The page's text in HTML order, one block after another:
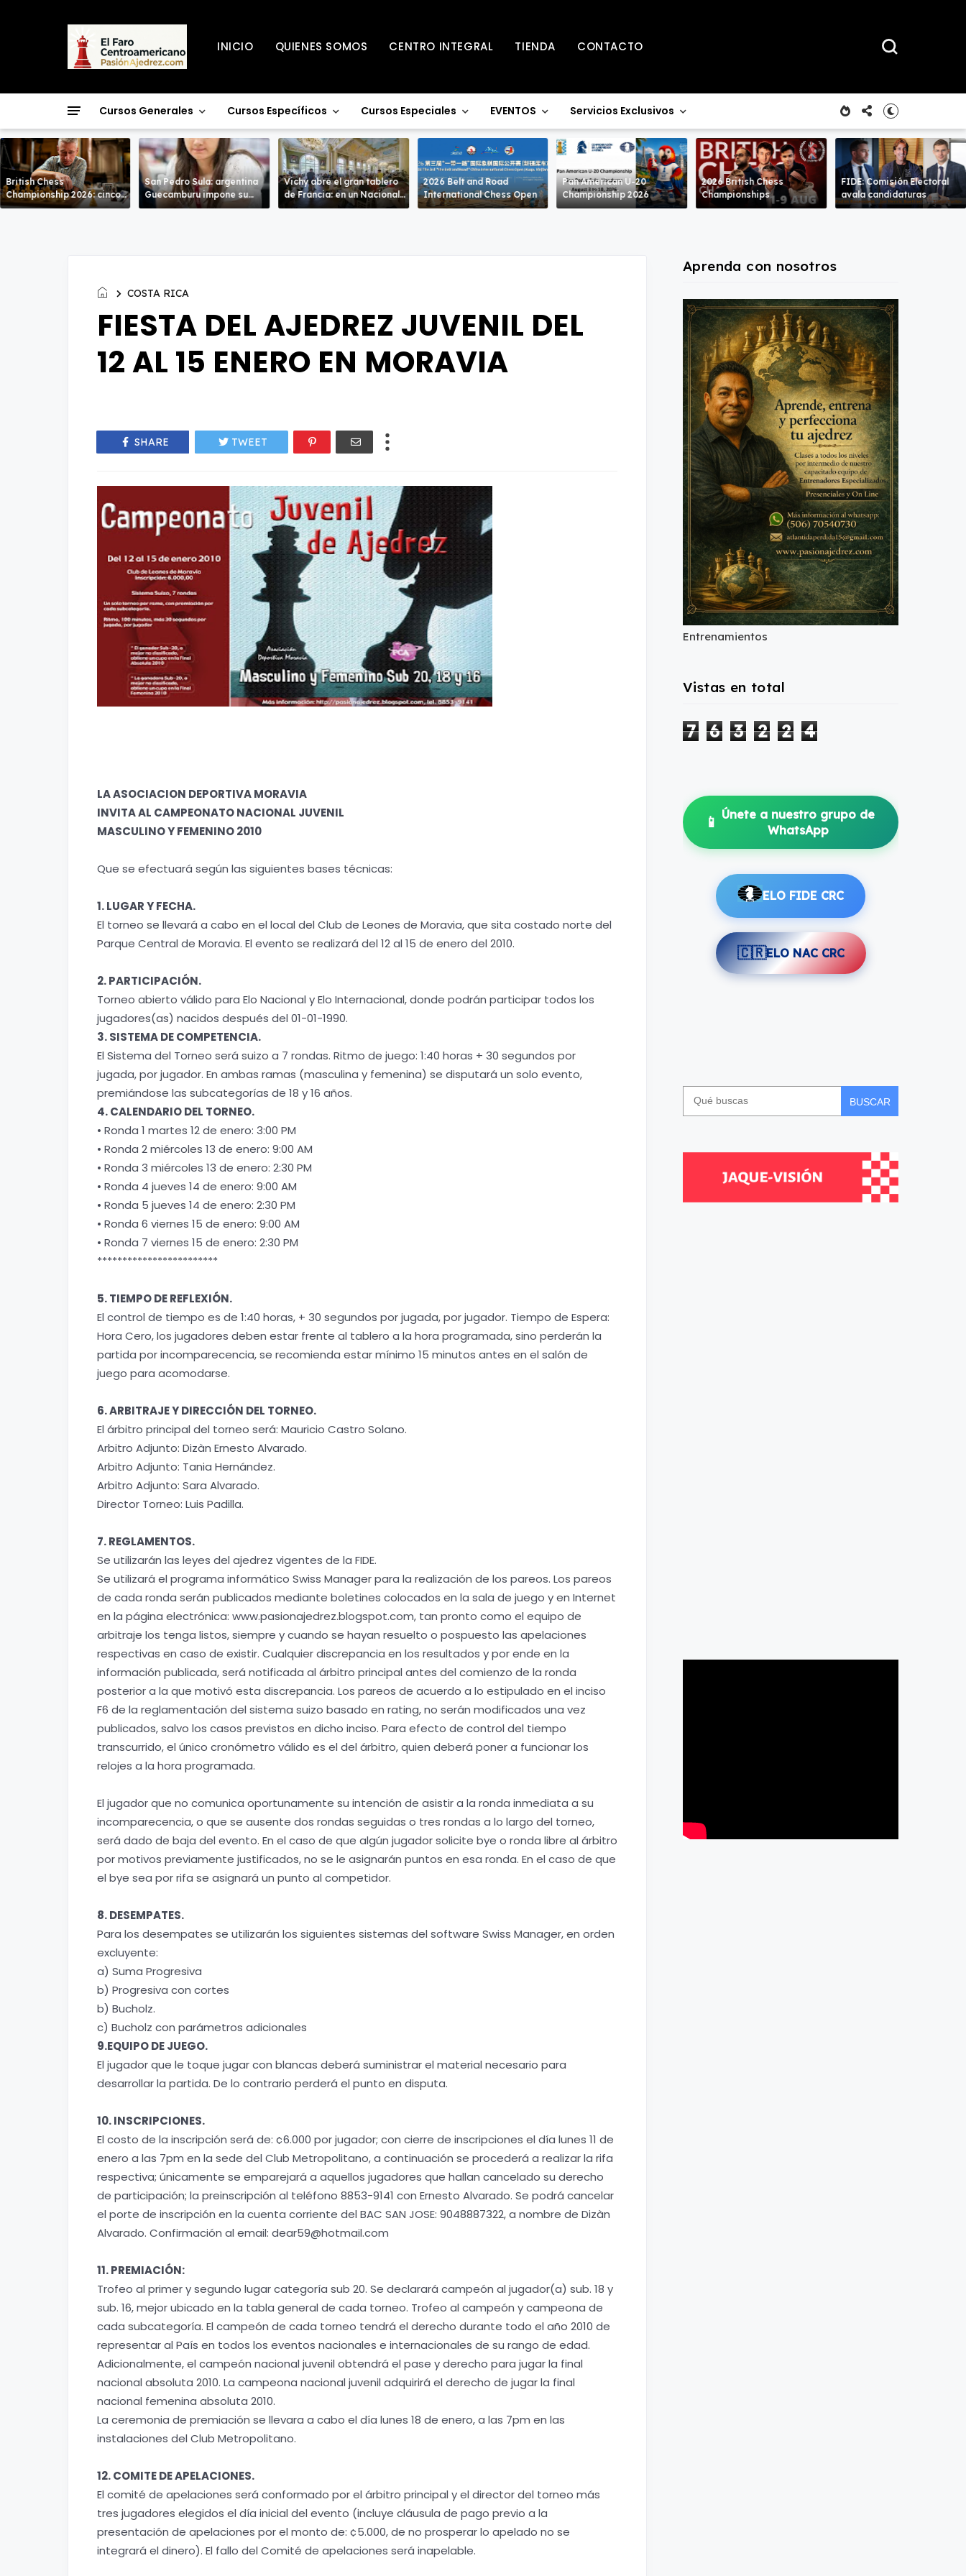
INICIO QUIENES SOMOS CENTRO INTEGRAL TIENDA CONTACTO
Cursos Generales Cursos Específicos Cursos Especiales EVENTOS Servicios Exclusivos
British Chess
Championship 2026: cinco
líderes entran en la recta
San Pedro Sula: argentina
Guecamburu impone su
poderío.
Vichy abre el gran tablero
de Francia: en un Nacional
de alto nivel
2026 Belt and Road
International Chess Open
Pan American U-20
Championship 2026
2026 British Chess
Championships
FIDE: Comisión Electoral
avala candidaturas
COSTA RICA
FIESTA DEL AJEDREZ JUVENIL DEL
12 AL 15 ENERO EN MORAVIA
SHARE TWEET
LA ASOCIACION DEPORTIVA MORAVIA
INVITA AL CAMPEONATO NACIONAL JUVENIL
MASCULINO Y FEMENINO 2010
Que se efectuará según las siguientes bases técnicas:
1. LUGAR Y FECHA.
El torneo se llevará a cabo en el local del Club de Leones de Moravia, que sita costado norte del
Parque Central de Moravia. El evento se realizará del 12 al 15 de enero del 2010.
2. PARTICIPACIÓN.
Torneo abierto válido para Elo Nacional y Elo Internacional, donde podrán participar todos los
jugadores(as) nacidos después del 01-01-1990.
3. SISTEMA DE COMPETENCIA.
El Sistema del Torneo será suizo a 7 rondas. Ritmo de juego: 1:40 horas + 30 segundos por
jugada, por jugador. En ambas ramas (masculina y femenina) se disputará un solo evento,
premiándose las subcategorías de 18 y 16 años.
4. CALENDARIO DEL TORNEO.
• Ronda 1 martes 12 de enero: 3:00 PM
• Ronda 2 miércoles 13 de enero: 9:00 AM
• Ronda 3 miércoles 13 de enero: 2:30 PM
• Ronda 4 jueves 14 de enero: 9:00 AM
• Ronda 5 jueves 14 de enero: 2:30 PM
• Ronda 6 viernes 15 de enero: 9:00 AM
• Ronda 7 viernes 15 de enero: 2:30 PM
************************
5. TIEMPO DE REFLEXIÓN.
El control de tiempo es de 1:40 horas, + 30 segundos por jugada, por jugador. Tiempo de Espera:
Hora Cero, los jugadores deben estar frente al tablero a la hora programada, sino perderán la
partida por incomparecencia, se recomienda estar mínimo 15 minutos antes en el salón de
juego para acomodarse.
6. ARBITRAJE Y DIRECCIÓN DEL TORNEO.
El árbitro principal del torneo será: Mauricio Castro Solano.
Arbitro Adjunto: Dizàn Ernesto Alvarado.
Arbitro Adjunto: Tania Hernández.
Arbitro Adjunto: Sara Alvarado.
Director Torneo: Luis Padilla.
7. REGLAMENTOS.
Se utilizarán las leyes del ajedrez vigentes de la FIDE.
Se utilizará el programa informático Swiss Manager para la realización de los pareos. Los pareos
de cada ronda serán publicados mediante boletines colocados en la sala de juego y en Internet
en la página electrónica: www.pasionajedrez.blogspot.com, tan pronto como el equipo de
arbitraje los tenga listos, siempre y cuando se hayan resuelto o pospuesto las apelaciones
respectivas en caso de existir. Cualquier discrepancia en los resultados y por ende en la
información publicada, será notificada al árbitro principal antes del comienzo de la ronda
posterior a la que motivó esta discrepancia. Los pareos de acuerdo a lo estipulado en el inciso
F6 de la reglamentación del sistema suizo basado en rating, no serán modificados una vez
publicados, salvo los casos previstos en dicho inciso. Para efecto de control del tiempo
transcurrido, el único cronómetro válido es el del árbitro, quien deberá poner a funcionar los
relojes a la hora programada.
El jugador que no comunica oportunamente su intención de asistir a la ronda inmediata a su
incomparecencia, o que se ausente dos rondas seguidas o tres rondas a lo largo del torneo,
será dado de baja del evento. En el caso de que algún jugador solicite bye o ronda libre al árbitro
por motivos previamente justificados, no se le asignarán puntos en esa ronda. En el caso de que
el bye sea por rifa se asignará un punto al competidor.
8. DESEMPATES.
Para los desempates se utilizarán los siguientes sistemas del software Swiss Manager, en orden
excluyente:
a) Suma Progresiva
b) Progresiva con cortes
b) Bucholz.
c) Bucholz con parámetros adicionales
9.EQUIPO DE JUEGO.
El jugador que le toque jugar con blancas deberá suministrar el material necesario para
desarrollar la partida. De lo contrario perderá el punto en disputa.
10. INSCRIPCIONES.
El costo de la inscripción será de: ¢6.000 por jugador; con cierre de inscripciones el día lunes 11 de
enero a las 7pm en la sede del Club Metropolitano, a continuación se procederá a realizar la rifa
respectiva; únicamente se emparejará a aquellos jugadores que hallan cancelado su derecho
de participación; la preinscripción al teléfono 8853-9141 con Ernesto Alvarado. Se podrá cancelar
el porte de inscripción en la cuenta corriente del BAC SAN JOSE: 9048887322, a nombre de Dizàn
Alvarado. Confirmación al email: dear59@hotmail.com
11. PREMIACIÓN:
Trofeo al primer y segundo lugar categoría sub 20. Se declarará campeón al jugador(a) sub. 18 y
sub. 16, mejor ubicado en la tabla general de cada torneo. Trofeo al campeón y campeona de
cada subcategoría. El campeón de cada torneo tendrá el derecho durante todo el año 2010 de
representar al País en todos los eventos nacionales e internacionales de su rango de edad.
Adicionalmente, el campeón nacional juvenil obtendrá el pase y derecho para jugar la final
nacional absoluta 2010. La campeona nacional juvenil adquirirá el derecho de jugar la final
nacional femenina absoluta 2010.
La ceremonia de premiación se llevara a cabo el día lunes 18 de enero, a las 7pm en las
instalaciones del Club Metropolitano.
12. COMITE DE APELACIONES.
El comité de apelaciones será conformado por el árbitro principal y el director del torneo más
tres jugadores elegidos el día inicial del evento (incluye cláusula de pago previo a la
presentación de apelaciones por el monto de: ¢5.000, de no prosperar lo apelado no se
integrará el dinero). El fallo del Comité de apelaciones será inapelable.
Aprenda con nosotros
Entrenamientos
Vistas en total
7 6 3 2 2 4
📱 Únete a nuestro grupo de
WhatsApp
ELO FIDE CRC
🇨🇷ELO NAC CRC
BUSCAR